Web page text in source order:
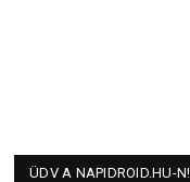
ÜDV A NAPIDROID.HU-N!